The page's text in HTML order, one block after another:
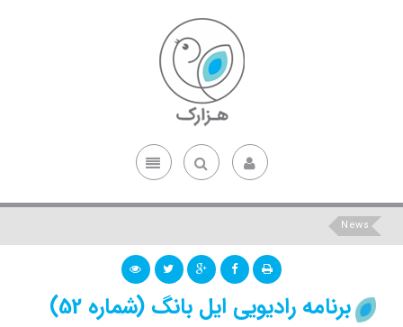
News
برنامه رادیویی ایل بانگ (شماره 52)